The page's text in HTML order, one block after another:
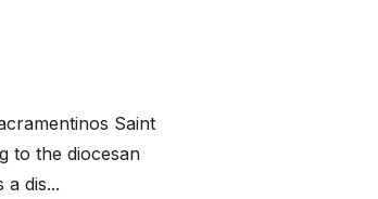
Saint
to the diocesan
dis...